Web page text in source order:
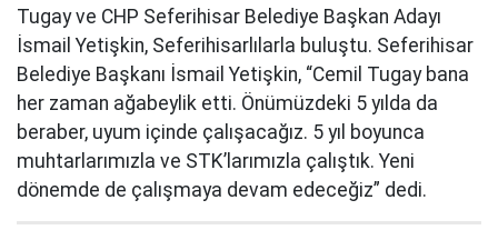
Tugay ve CHP Seferihisar Belediye Başkan Adayı
İsmail Yetişkin, Seferihisarlılarla buluştu. Seferihisar
Belediye Başkanı İsmail Yetişkin, “Cemil Tugay bana
her zaman ağabeylik etti. Önümüzdeki 5 yılda da
beraber, uyum içinde çalışacağız. 5 yıl boyunca
muhtarlarımızla ve STK’larımızla çalıştık. Yeni
dönemde de çalışmaya devam edeceğiz” dedi.